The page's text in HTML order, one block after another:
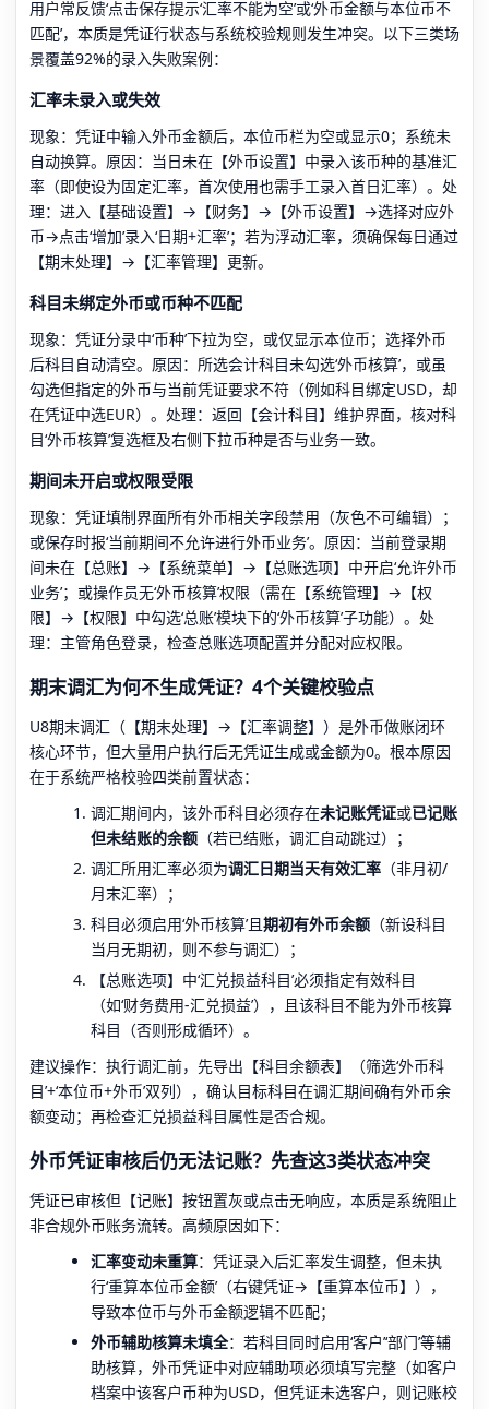
用户常反馈‘点击保存提示‘汇率不能为空’或‘外币金额与本位币不
匹配’，本质是凭证行状态与系统校验规则发生冲突。以下三类场
景覆盖92%的录入失败案例：
汇率未录入或失效
现象：凭证中输入外币金额后，本位币栏为空或显示0；系统未
自动换算。原因：当日未在【外币设置】中录入该币种的基准汇
率（即使设为固定汇率，首次使用也需手工录入首日汇率）。处
理：进入【基础设置】→【财务】→【外币设置】→选择对应外
币→点击‘增加’录入‘日期+汇率’；若为浮动汇率，须确保每日通过
【期末处理】→【汇率管理】更新。
科目未绑定外币或币种不匹配
现象：凭证分录中‘币种’下拉为空，或仅显示本位币；选择外币
后科目自动清空。原因：所选会计科目未勾选‘外币核算’，或虽
勾选但指定的外币与当前凭证要求不符（例如科目绑定USD，却
在凭证中选EUR）。处理：返回【会计科目】维护界面，核对科
目‘外币核算’复选框及右侧下拉币种是否与业务一致。
期间未开启或权限受限
现象：凭证填制界面所有外币相关字段禁用（灰色不可编辑）；
或保存时报‘当前期间不允许进行外币业务’。原因：当前登录期
间未在【总账】→【系统菜单】→【总账选项】中开启‘允许外币
业务’；或操作员无‘外币核算’权限（需在【系统管理】→【权
限】→【权限】中勾选‘总账’模块下的‘外币核算’子功能）。处
理：主管角色登录，检查总账选项配置并分配对应权限。
期末调汇为何不生成凭证？4个关键校验点
U8期末调汇（【期末处理】→【汇率调整】）是外币做账闭环
核心环节，但大量用户执行后无凭证生成或金额为0。根本原因
在于系统严格校验四类前置状态：
调汇期间内，该外币科目必须存在未记账凭证或已记账
但未结账的余额 （若已结账，调汇自动跳过）；
调汇所用汇率必须为调汇日期当天有效汇率 （非月初/
月末汇率）；
科目必须启用‘外币核算’且期初有外币余额 （新设科目
当月无期初，则不参与调汇）；
【总账选项】中‘汇兑损益科目’必须指定有效科目
（如‘财务费用-汇兑损益’），且该科目不能为外币核算
科目（否则形成循环）。
建议操作：执行调汇前，先导出【科目余额表】（筛选‘外币科
目’+‘本位币+外币’双列），确认目标科目在调汇期间确有外币余
额变动；再检查汇兑损益科目属性是否合规。
外币凭证审核后仍无法记账？先查这3类状态冲突
凭证已审核但【记账】按钮置灰或点击无响应，本质是系统阻止
非合规外币账务流转。高频原因如下：
汇率变动未重算：凭证录入后汇率发生调整，但未执
行‘重算本位币金额’（右键凭证→【重算本位币】），
导致本位币与外币金额逻辑不匹配；
外币辅助核算未填全：若科目同时启用‘客户’‘部门’等辅
助核算，外币凭证中对应辅助项必须填写完整（如客户
档案中该客户币种为USD，但凭证未选客户，则记账校